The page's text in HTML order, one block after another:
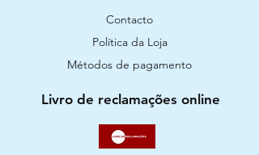
Contacto
Política da Loja
Métodos de pagamento
Livro de reclamações online